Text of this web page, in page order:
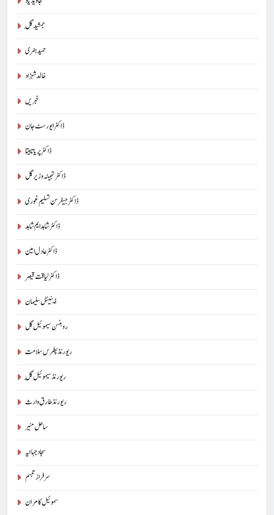
جمشید گِل
حمید ہنری
خالد شہزاد
خبریں
ڈاکٹر ایورسٹ جان
ڈاکٹر پریا تابیتا
ڈاکٹر تہمینہ وزیر گل
ڈاکٹر جیفرسن تسلیم غوری
ڈاکٹر شاہد ایم شاہد
ڈاکٹر عادل امین
ڈاکٹر لیاقت قیصر
ڈینیئل سلیمان
روبنسن سیموئیل گل
ریورنڈ پطرس سلامت
ریورنڈ سیموئیل گِل
ریورنڈ طارق وارث
ساحل منیر
سجاد جہانیہ
سرفراز تبسم
سموئیل کامران